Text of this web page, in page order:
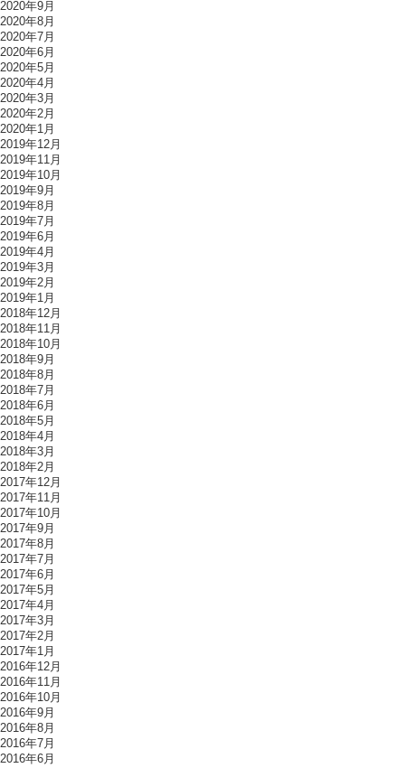
2020年9月
2020年8月
2020年7月
2020年6月
2020年5月
2020年4月
2020年3月
2020年2月
2020年1月
2019年12月
2019年11月
2019年10月
2019年9月
2019年8月
2019年7月
2019年6月
2019年4月
2019年3月
2019年2月
2019年1月
2018年12月
2018年11月
2018年10月
2018年9月
2018年8月
2018年7月
2018年6月
2018年5月
2018年4月
2018年3月
2018年2月
2017年12月
2017年11月
2017年10月
2017年9月
2017年8月
2017年7月
2017年6月
2017年5月
2017年4月
2017年3月
2017年2月
2017年1月
2016年12月
2016年11月
2016年10月
2016年9月
2016年8月
2016年7月
2016年6月